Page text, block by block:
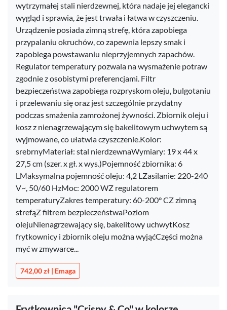
wytrzymałej stali nierdzewnej, która nadaje jej elegancki
wygląd i sprawia, że jest trwała i łatwa w czyszczeniu.
Urządzenie posiada zimną strefę, która zapobiega
przypalaniu okruchów, co zapewnia lepszy smak i
zapobiega powstawaniu nieprzyjemnych zapachów.
Regulator temperatury pozwala na wysmażenie potraw
zgodnie z osobistymi preferencjami. Filtr
bezpieczeństwa zapobiega rozpryskom oleju, bulgotaniu
i przelewaniu się oraz jest szczególnie przydatny
podczas smażenia zamrożonej żywności. Zbiornik oleju i
kosz z nienagrzewającym się bakelitowym uchwytem są
wyjmowane, co ułatwia czyszczenie.Kolor:
srebrnyMateriał: stal nierdzewnaWymiary: 19 x 44 x
27,5 cm (szer. x gł. x wys.)Pojemność zbiornika: 6
LMaksymalna pojemność oleju: 4,2 LZasilanie: 220-240
V~, 50/60 HzMoc: 2000 WZ regulatorem
temperaturyZakres temperatury: 60-200° CZ zimną
strefąZ filtrem bezpieczeństwaPoziom
olejuNienagrzewający się, bakelitowy uchwytKosz
frytkownicy i zbiornik oleju można wyjąćCzęści można
myć w zmywarce...
742,00 zł | Emaga